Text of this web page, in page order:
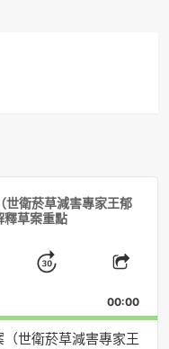
衛菸草減害專家王郁
草案重點
Jump
Forward
Share
00:00
世衛菸草減害專家王